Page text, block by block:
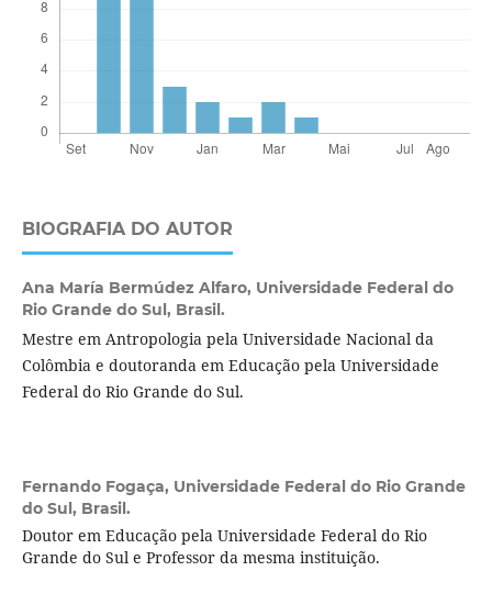
BIOGRAFIA DO AUTOR
Ana María Bermúdez Alfaro, Universidade Federal do
Rio Grande do Sul, Brasil.
Mestre em Antropologia pela Universidade Nacional da
Colômbia e doutoranda em Educação pela Universidade
Federal do Rio Grande do Sul.
Fernando Fogaça, Universidade Federal do Rio Grande
do Sul, Brasil.
Doutor em Educação pela Universidade Federal do Rio
Grande do Sul e Professor da mesma instituição.